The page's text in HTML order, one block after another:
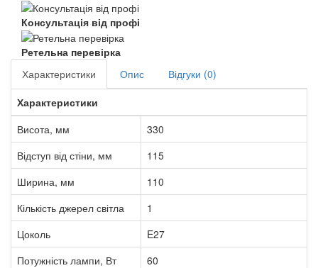
Консультація від профі
Ретельна перевірка
Характеристики
Опис
Відгуки (0)
Характеристики
Висота, мм
330
Відступ від стіни, мм
115
Ширина, мм
110
Кількість джерел світла
1
Цоколь
E27
Потужність лампи, Вт
60